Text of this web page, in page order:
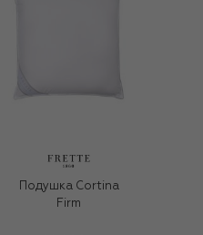
Подушка Cortina
Firm